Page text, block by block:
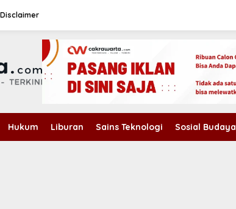
Disclaimer
Hukum Liburan Sains Teknologi Sosial Budaya